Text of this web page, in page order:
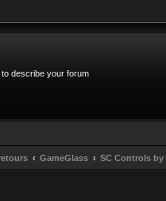
describe your forum
GameGlass SC Controls by